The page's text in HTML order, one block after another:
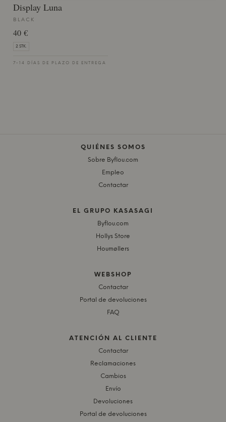
Display Luna
BLACK
40 €
2 STK.
7-14 DÍAS DE PLAZO DE ENTREGA
QUIÉNES SOMOS
Sobre Byflou.com
Empleo
Contactar
EL GRUPO KASASAGI
Byflou.com
Hollys Store
Houmøllers
WEBSHOP
Contactar
Portal de devoluciones
FAQ
ATENCIÓN AL CLIENTE
Contactar
Reclamaciones
Cambios
Envío
Devoluciones
Portal de devoluciones